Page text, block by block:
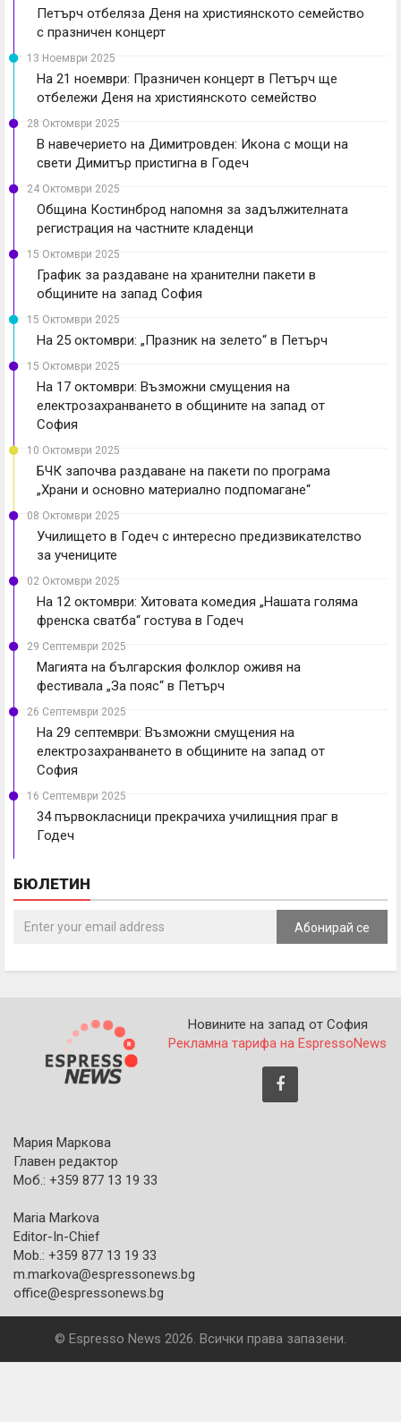
Петърч отбеляза Деня на християнското семейство
с празничен концерт
13 Ноември 2025
На 21 ноември: Празничен концерт в Петърч ще
отбележи Деня на християнското семейство
28 Октомври 2025
В навечерието на Димитровден: Икона с мощи на
свети Димитър пристигна в Годеч
24 Октомври 2025
Община Костинброд напомня за задължителната
регистрация на частните кладенци
15 Октомври 2025
График за раздаване на хранителни пакети в
общините на запад София
15 Октомври 2025
На 25 октомври: „Празник на зелето“ в Петърч
15 Октомври 2025
На 17 октомври: Възможни смущения на
електрозахранването в общините на запад от
София
10 Октомври 2025
БЧК започва раздаване на пакети по програма
„Храни и основно материално подпомагане“
08 Октомври 2025
Училището в Годеч с интересно предизвикателство
за учениците
02 Октомври 2025
На 12 октомври: Хитовата комедия „Нашата голяма
френска сватба“ гостува в Годеч
29 Септември 2025
Магията на българския фолклор оживя на
фестивала „За пояс“ в Петърч
26 Септември 2025
На 29 септември: Възможни смущения на
електрозахранването в общините на запад от
София
16 Септември 2025
34 първокласници прекрачиха училищния праг в
Годеч
БЮЛЕТИН
Абонирай се
Новините на запад от София
Рекламна тарифа на EspressoNews
Мария Маркова
Главен редактор
Моб.: +359 877 13 19 33
Maria Markova
Editor-In-Chief
Mob.: +359 877 13 19 33
m.markova@espressonews.bg
office@espressonews.bg
© Espresso News 2026. Всички права запазени.